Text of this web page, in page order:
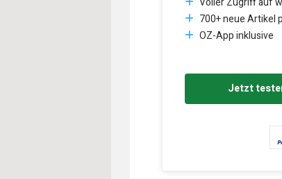
700+ neue Artikel
OZ-App inklusive
Jetzt